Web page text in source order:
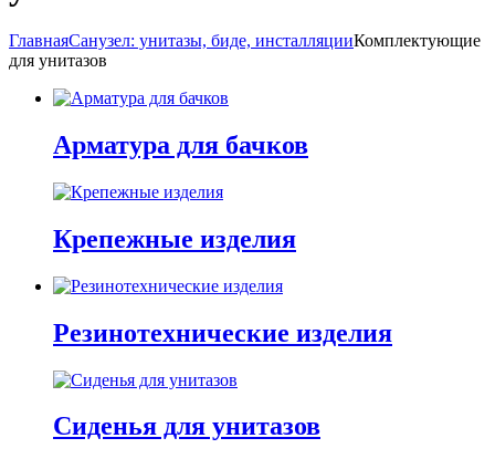
ГлавнаяСанузел: унитазы, биде, инсталляцииКомплектующие
для унитазов
Арматура для бачков
Крепежные изделия
Резинотехнические изделия
Сиденья для унитазов